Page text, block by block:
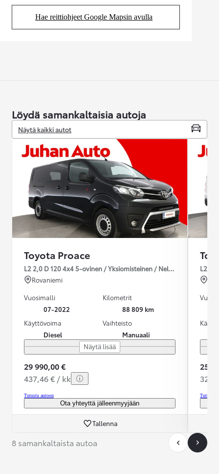
Hae reittiohjeet Google Mapsin avulla
(Aukeaa uudessa välilehdessä)
Löydä samankaltaisia autoja
Näytä kaikki autot
Toyota Proace
L2 2,0 D 120 4x4 5-ovinen / Yksiomisteinen / Neliveto / ALV-
Rovaniemi
Vuosimalli
07-2022
Kilometrit
88 809 km
Käyttövoima
Diesel
Vaihteisto
Manuaali
Näytä lisää
29 990,00 €
437,46 € / kk
Tutustu autoon
Ota yhteyttä jälleenmyyjään
Tallenna
L2
25
Tutustu
8 samankaltaista autoa